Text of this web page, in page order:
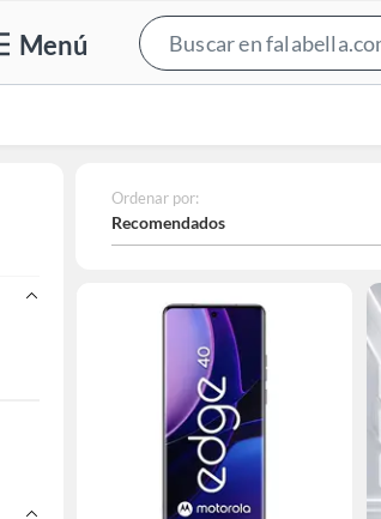
Menú
Ordenar por:
Recomendados